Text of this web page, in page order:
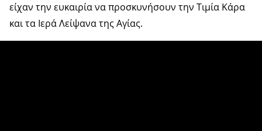
είχαν την ευκαιρία να προσκυνήσουν την Τιμία Κάρα
και τα Ιερά Λείψανα της Αγίας.